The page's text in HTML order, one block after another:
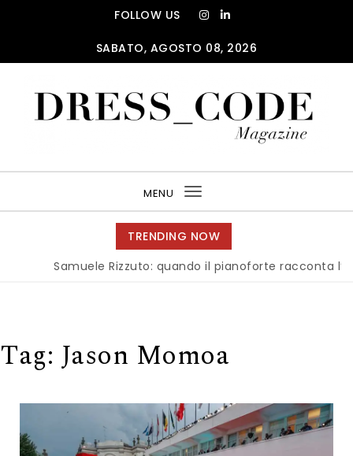
FOLLOW US
SABATO, AGOSTO 08, 2026
MENU
Toggle
navigation
TRENDING NOW
Samuele Rizzuto: quando il pianoforte racconta
Tag: Jason Momoa